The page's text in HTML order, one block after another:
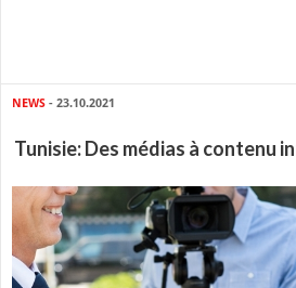
NEWS - 23.10.2021
Tunisie: Des médias à contenu